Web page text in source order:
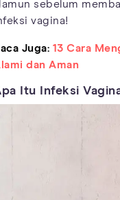
sebelum
vagina!
Juga: 13 Cara
dan Aman
Itu Infeksi